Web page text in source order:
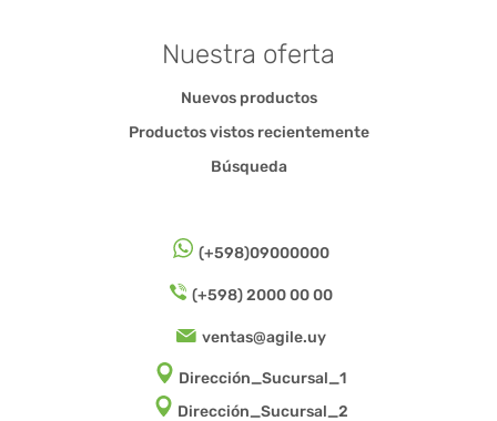
Nuestra oferta
Nuevos productos
Productos vistos recientemente
Búsqueda
(+598)09000000
(+598) 2000 00 00
ventas@agile.uy
Dirección_Sucursal_1
Dirección_Sucursal_2